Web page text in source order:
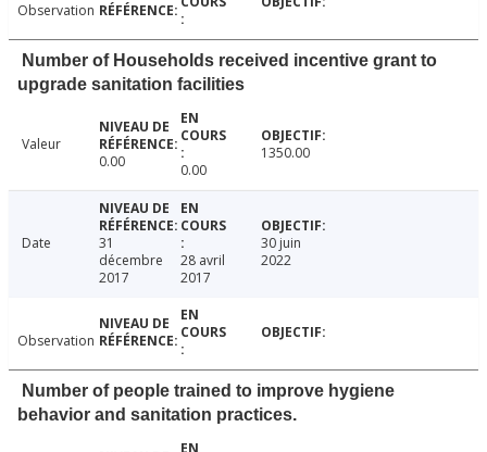
Observation
Number of Households received incentive grant to
upgrade sanitation facilities
Valeur
0.00
0.00
1350.00
Date
31
décembre
2017
28 avril
2017
30 juin
2022
Observation
Number of people trained to improve hygiene
behavior and sanitation practices.